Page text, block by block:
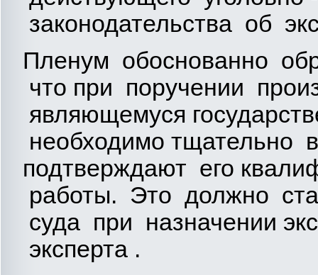
законодательства об
Пленум обоснованно
что при поручении
являющемуся
необходимо тщательно
подтверждают его
работы. Это должно
суда при назначении
эксперта .